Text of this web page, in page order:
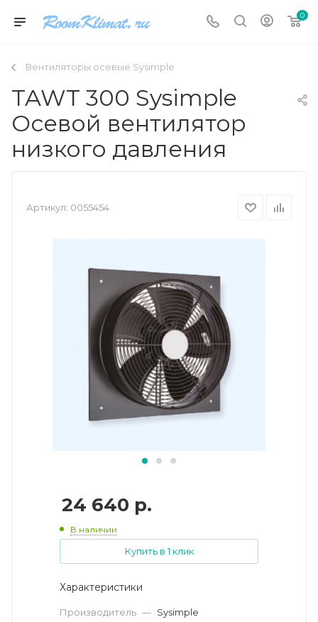
0
Вентиляторы осевые Sysimple
TAWT 300 Sysimple
Осевой вентилятор
низкого давления
Артикул: 0055454
24 640 р.
В наличии
Купить в 1 клик
Характеристики
Производитель — Sysimple